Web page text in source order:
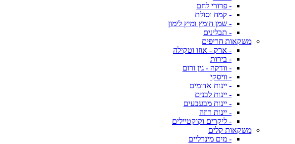
- פרורי לחם
- קמח וסולת
- שמן חומץ ומיץ לימון
- תבלינים
משקאות חריפים
- ארק - אוזו וטקילה
- בירות
- וודקה - גין ורום
- וויסקי
- יינות אדומים
- יינות לבנים
- יינות מבעבעים
- יינות רוזה
- ליקרים וקוקטיילים
משקאות קלים
- מים מינרליים